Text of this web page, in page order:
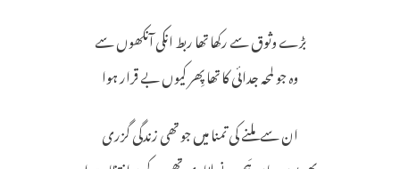
بڑے وثوق سے رکھا تھا ربط انکی آنكھوں سے
وہ جو لمحہ جدائی کا تھا پِھر کیوں بے قرار ہوا
ان سے ملنے کی تمنا میں جو تھی زندگی گزری